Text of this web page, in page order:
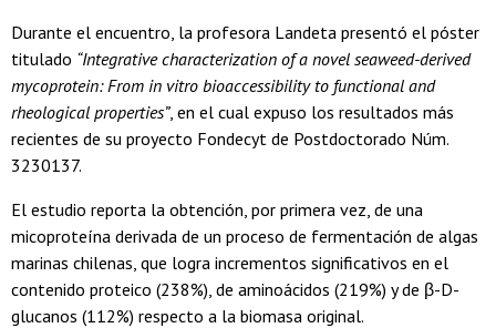
Durante el encuentro, la profesora Landeta presentó el póster
titulado “Integrative characterization of a novel seaweed-derived
mycoprotein: From in vitro bioaccessibility to functional and
rheological properties”, en el cual expuso los resultados más
recientes de su proyecto Fondecyt de Postdoctorado Núm.
3230137.
El estudio reporta la obtención, por primera vez, de una
micoproteína derivada de un proceso de fermentación de algas
marinas chilenas, que logra incrementos significativos en el
contenido proteico (238%), de aminoácidos (219%) y de β-D-
glucanos (112%) respecto a la biomasa original.